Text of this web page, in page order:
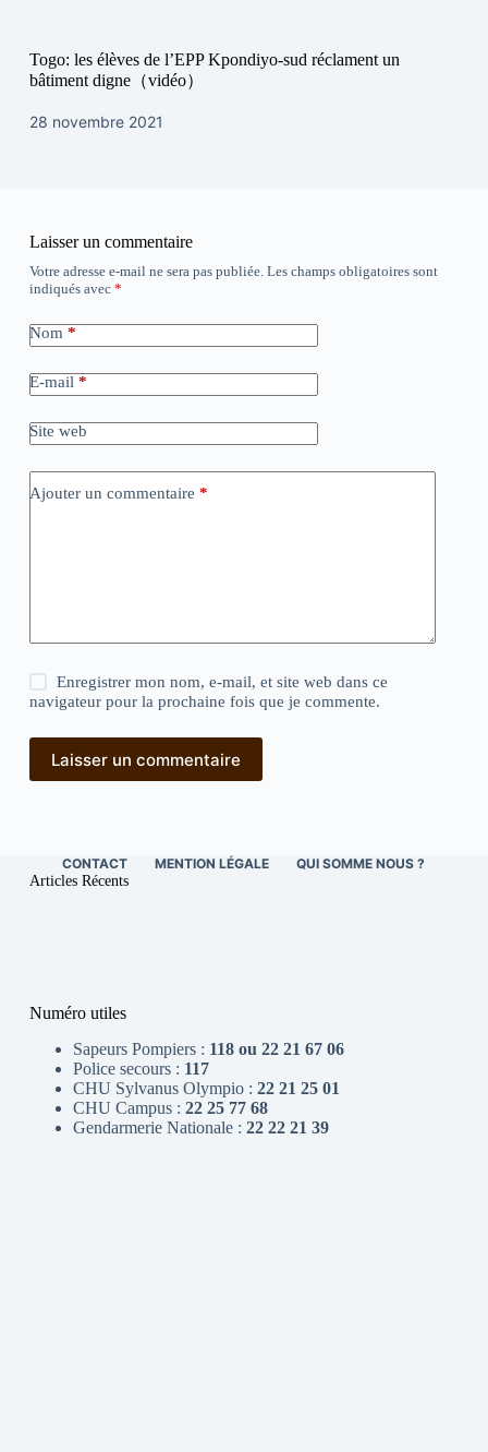
Togo: les élèves de l’EPP Kpondiyo-sud réclament un
bâtiment digne（vidéo）
28 novembre 2021
Laisser un commentaire
Votre adresse e-mail ne sera pas publiée. Les champs obligatoires sont
indiqués avec *
Nom *
E-mail *
Site web
Ajouter un commentaire *
Enregistrer mon nom, e-mail, et site web dans ce
navigateur pour la prochaine fois que je commente.
Laisser un commentaire
CONTACT MENTION LÉGALE QUI SOMME NOUS ?
Articles Récents
Numéro utiles
Sapeurs Pompiers : 118 ou 22 21 67 06
Police secours : 117
CHU Sylvanus Olympio : 22 21 25 01
CHU Campus : 22 25 77 68
Gendarmerie Nationale : 22 22 21 39